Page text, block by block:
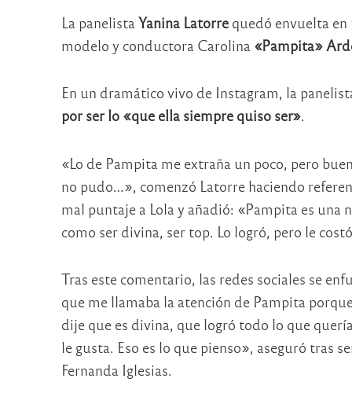
La panelista Yanina Latorrequedó envuelta en
modelo y conductora Carolina «Pampita»
En un dramático vivo de Instagram, la
por ser lo «que ella siempre quiso ser».
«Lo de Pampita me extraña un poco, pero
no pudo…», comenzó Latorre haciendo
mal puntaje a Lola y añadió: «Pampita es una
como ser divina, ser top. Lo logró, pero le
Tras este comentario, las redes sociales se
que me llamaba la atención de Pampita
dije que es divina, que logró todo lo que
le gusta. Eso es lo que pienso», aseguró tras
Fernanda Iglesias.